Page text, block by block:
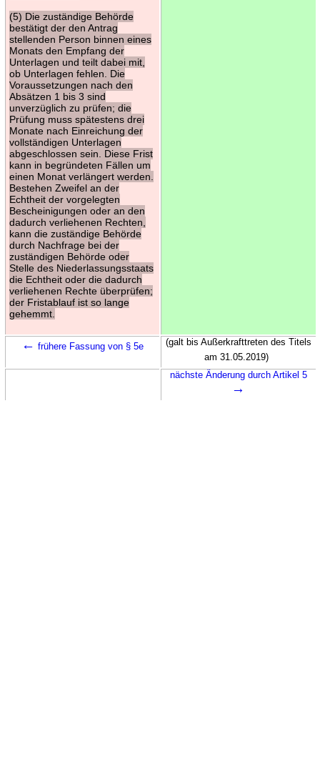
(5) Die zuständige Behörde
bestätigt der den Antrag
stellenden Person binnen eines
Monats den Empfang der
Unterlagen und teilt dabei mit,
ob Unterlagen fehlen. Die
Voraussetzungen nach den
Absätzen 1 bis 3 sind
unverzüglich zu prüfen; die
Prüfung muss spätestens drei
Monate nach Einreichung der
vollständigen Unterlagen
abgeschlossen sein. Diese Frist
kann in begründeten Fällen um
einen Monat verlängert werden.
Bestehen Zweifel an der
Echtheit der vorgelegten
Bescheinigungen oder an den
dadurch verliehenen Rechten,
kann die zuständige Behörde
durch Nachfrage bei der
zuständigen Behörde oder
Stelle des Niederlassungsstaats
die Echtheit oder die dadurch
verliehenen Rechte überprüfen;
der Fristablauf ist so lange
gehemmt.
← frühere Fassung von § 5e
(galt bis Außerkrafttreten des Titels
am 31.05.2019)
nächste Änderung durch Artikel 5
→